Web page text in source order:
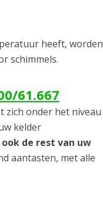
heeft, worden
schimmels.
61.667
zich onder het niveau
kelder
de rest van uw
aantasten, met alle